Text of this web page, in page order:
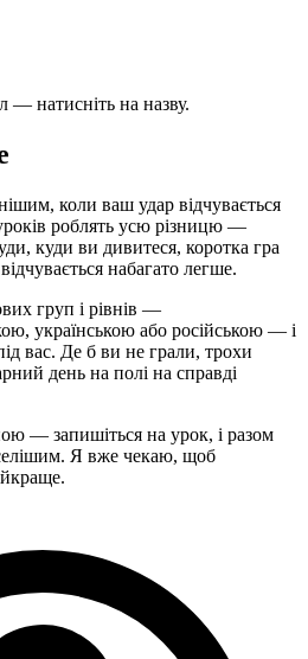
— натисніть на назву.
коли ваш удар відчувається
роблять усю різницю —
куди ви дивитеся, коротка гра
набагато легше.
груп і рівнів —
українською або російською — і
вас. Де б ви не грали, трохи
день на полі на справді
— запишіться на урок, і разом
Я вже чекаю, щоб